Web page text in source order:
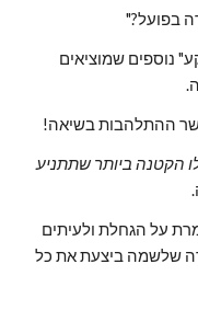
בפועל?"
ההתלהבות בשיאה!
ולו הקטנה ביותר שתתניע